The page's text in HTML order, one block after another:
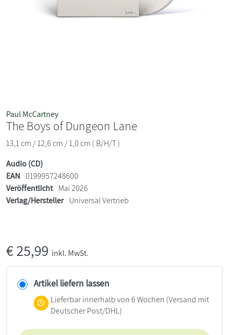
Paul McCartney
The Boys of Dungeon Lane
13,1 cm / 12,6 cm / 1,0 cm ( B/H/T )
Audio (CD)
EAN 0199957248600
Veröffentlicht Mai 2026
Verlag/Hersteller Universal Vertrieb
€25,99 inkl. MwSt.
Artikel liefern lassen
Lieferbar innerhalb von 6 Wochen (Versand mit
Deutscher Post/DHL)